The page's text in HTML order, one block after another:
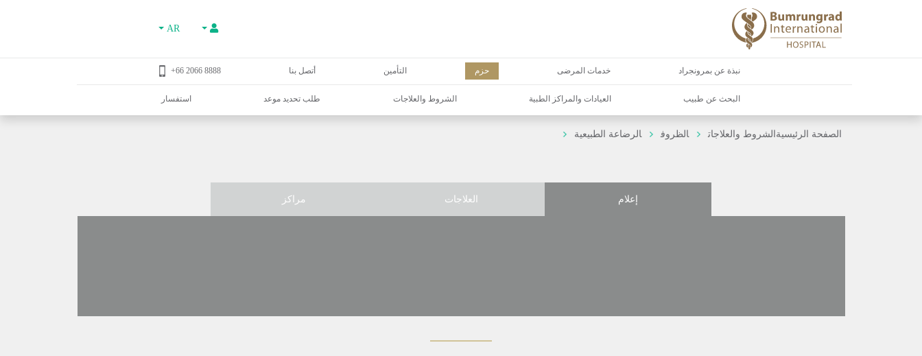
AR
نبذة عن بمرونجراد خدمات المرضى حزم التأمين أتصل بنا 8888 2066 66+
البحث عن طبيب العيادات والمراكز الطبية الشروط والعلاجات طلب تحديد موعد استفسار
الصفحة الرئيسية الشروط والعلاجات الظروف الرضاعة الطبيعية
إعلام العلاجات مراكز